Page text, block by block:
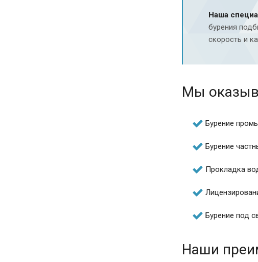
Наша
бурения
скорость и
Мы
Бурение
Бурение
Прокладка
Бурение под
Наши